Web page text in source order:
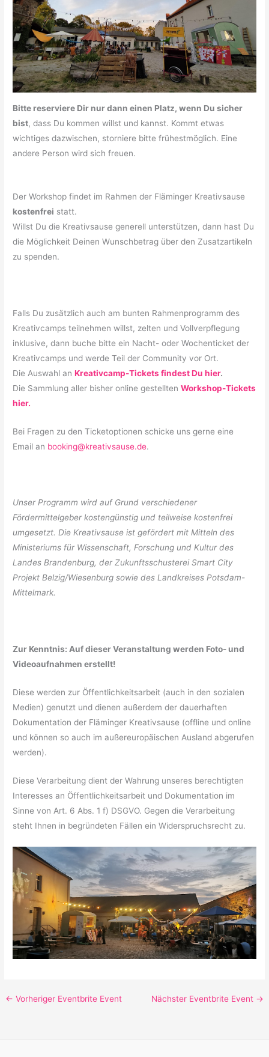
Bitte reserviere Dir nur dann einen Platz, wenn Du sicher
bist, dass Du kommen willst und kannst. Kommt etwas
wichtiges dazwischen, storniere bitte frühestmöglich. Eine
andere Person wird sich freuen.
Der Workshop findet im Rahmen der Fläminger Kreativsause
kostenfrei statt.
Willst Du die Kreativsause generell unterstützen, dann hast Du
die Möglichkeit Deinen Wunschbetrag über den Zusatzartikeln
zu spenden.
Falls Du zusätzlich auch am bunten Rahmenprogramm des
Kreativcamps teilnehmen willst, zelten und Vollverpflegung
inklusive, dann buche bitte ein Nacht- oder Wochenticket der
Kreativcamps und werde Teil der Community vor Ort.
Die Auswahl anKreativcamp-Tickets findest Du hier.
Die Sammlung aller bisher online gestelltenWorkshop-Tickets
hier.
Bei Fragen zu den Ticketoptionen schicke uns gerne eine
Email an booking@kreativsause.de.
Unser Programm wird auf Grund verschiedener
Fördermittelgeber kostengünstig und teilweise kostenfrei
umgesetzt. Die Kreativsause ist gefördert mit Mitteln des
Ministeriums für Wissenschaft, Forschung und Kultur des
Landes Brandenburg,derZukunftsschusterei Smart City
Projekt Belzig/Wiesenburg sowie des Landkreises Potsdam-
Mittelmark.
Zur Kenntnis: Auf dieserVeranstaltung werden Foto- und
Videoaufnahmenerstellt!
Diese werden zur Öffentlichkeitsarbeit (auch in den sozialen
Medien) genutzt und dienen außerdem der dauerhaften
Dokumentation der Fläminger Kreativsause (offline und online
und können so auch im außereuropäischen Ausland abgerufen
werden).
Diese Verarbeitung dient der Wahrung unseres berechtigten
Interesses an Öffentlichkeitsarbeit und Dokumentation im
Sinne von Art. 6 Abs. 1 f) DSGVO. Gegen die Verarbeitung
steht Ihnen in begründeten Fällen ein Widerspruchsrecht zu.
← Vorheriger Eventbrite Event Nächster Eventbrite Event →